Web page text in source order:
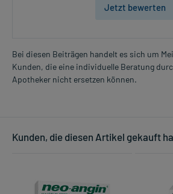
Jetzt bewerten
Bei diesen Beiträgen handelt es sich um
Kunden, die eine individuelle Beratung
Apotheker nicht ersetzen können.
Kunden, die diesen Artikel gekauft